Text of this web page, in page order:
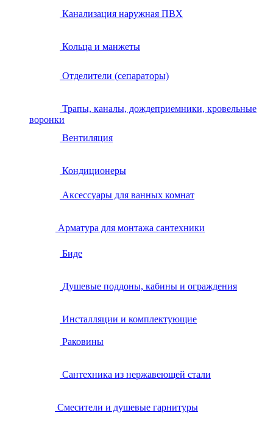
Канализация наружная ПВХ
Кольца и манжеты
Отделители (сепараторы)
Трапы, каналы, дождеприемники, кровельные
воронки
Вентиляция
Кондиционеры
Аксессуары для ванных комнат
Арматура для монтажа сантехники
Биде
Душевые поддоны, кабины и ограждения
Инсталляции и комплектующие
Раковины
Сантехника из нержавеющей стали
Смесители и душевые гарнитуры